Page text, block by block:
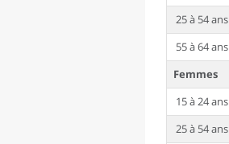
25 à 54 ans
55 à 64 ans
Femmes
15 à 24 ans
25 à 54 ans